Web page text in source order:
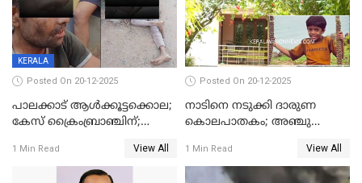
KERALA
Posted On 20-12-2025
പാലക്കാട് ആൾക്കൂട്ടക്കൊല;
കേസ് ക്രൈംബ്രാഞ്ചിന്;
അന്വേഷിക്കും
1 Min Read View All
Posted On 20-12-2025
നാടിനെ നടുക്കി ദാരുണ
കൊലപാതകം; അഞ്ചു
കഴുത്തുഞെരിച്ച് കൊന്നു
1 Min Read View All